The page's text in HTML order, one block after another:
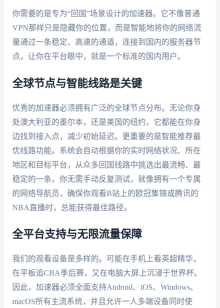
你需要的是专为“回国”场景设计的加速器。它不像普通
VPN那样只是隐藏你的位置，而是智能地将你的网络流
量通过一条稳定、高速的通道，连接到国内的服务器节
点，让你在平台眼中，就是一个标准的国内用户。
全球节点与智能线路是关键
优秀的加速器必须拥有广泛的全球节点分布。无论你身
处澳大利亚的墨尔本，还是美国的纽约，它都能在你身
边找到接入点，减少初始延迟。更重要的是智能推荐最
优线路功能。系统会自动根据你的实时网络状况、所在
地区和目标平台，从众多回国线路中挑选出最流畅、最
稳定的一条。你无需手动反复测试，就像拥有一个专属
的网络导航员，确保你观看B站上的欧冠集锦或腾讯的
NBA直播时，总能获得最佳路径。
全平台支持与无限流量保障
我们的观看设备是多样的。可能在手机上看英超精华，
在平板追CBA季后赛，又在电脑大屏上沉浸于世界杯。
因此，加速器必须全面支持Android、iOS、Windows、
macOS所有主流系统，并且允许一人多端设备同时使